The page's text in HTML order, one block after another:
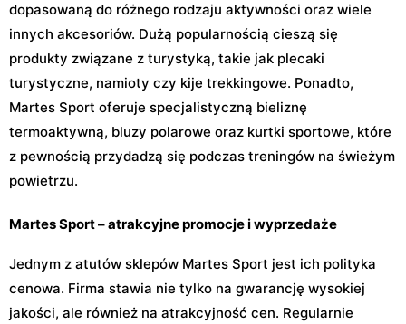
dopasowaną do różnego rodzaju aktywności oraz wiele
innych akcesoriów. Dużą popularnością cieszą się
produkty związane z turystyką, takie jak plecaki
turystyczne, namioty czy kije trekkingowe. Ponadto,
Martes Sport oferuje specjalistyczną bieliznę
termoaktywną, bluzy polarowe oraz kurtki sportowe, które
z pewnością przydadzą się podczas treningów na świeżym
powietrzu.
Martes Sport – atrakcyjne promocje i wyprzedaże
Jednym z atutów sklepów Martes Sport jest ich polityka
cenowa. Firma stawia nie tylko na gwarancję wysokiej
jakości, ale również na atrakcyjność cen. Regularnie